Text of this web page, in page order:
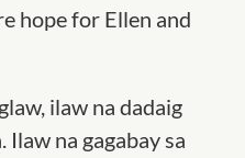
hope for Ellen and
ilaw na dadaig
Ilaw na gagabay sa